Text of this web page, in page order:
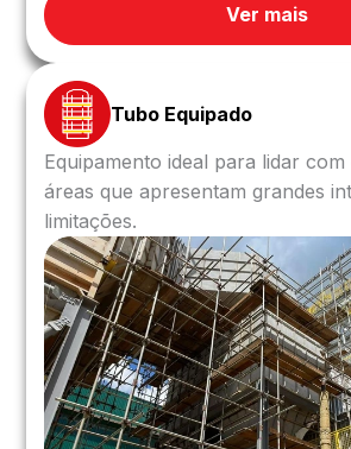
Ver mais
Tubo Equipado
Equipamento ideal para lidar com
áreas que apresentam grandes
limitações.